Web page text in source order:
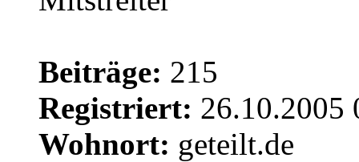
Beiträge: 215
Registriert: 26.10.2005
Wohnort: geteilt.de